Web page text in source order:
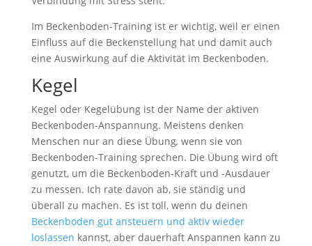
Im Beckenboden-Training ist er wichtig, weil er einen
Einfluss auf die Beckenstellung hat und damit auch
eine Auswirkung auf die Aktivität im Beckenboden.
Kegel
Kegel oder Kegelübung ist der Name der aktiven
Beckenboden-Anspannung. Meistens denken
Menschen nur an diese Übung, wenn sie von
Beckenboden-Training sprechen. Die Übung wird oft
genutzt, um die Beckenboden-Kraft und -Ausdauer
zu messen. Ich rate davon ab, sie ständig und
überall zu machen. Es ist toll, wenn du deinen
Beckenboden gut ansteuern und aktiv wieder
loslassen kannst, aber dauerhaft Anspannen kann zu